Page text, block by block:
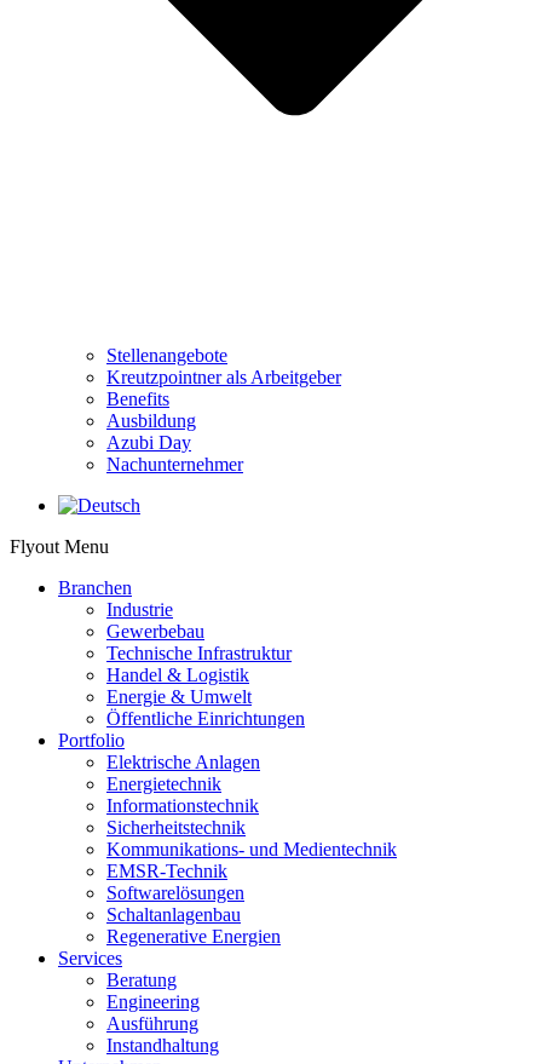
Stellenangebote
Kreutzpointner als Arbeitgeber
Benefits
Ausbildung
Azubi Day
Nachunternehmer
Flyout Menu
Branchen
Industrie
Gewerbebau
Technische Infrastruktur
Handel & Logistik
Energie & Umwelt
Öffentliche Einrichtungen
Portfolio
Elektrische Anlagen
Energietechnik
Informationstechnik
Sicherheitstechnik
Kommunikations- und Medientechnik
EMSR-Technik
Softwarelösungen
Schaltanlagenbau
Regenerative Energien
Services
Beratung
Engineering
Ausführung
Instandhaltung